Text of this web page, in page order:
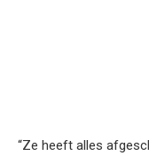
“Ze heeft alles